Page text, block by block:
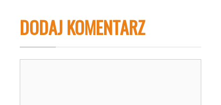
DODAJ KOMENTARZ